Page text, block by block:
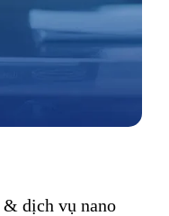
dịch vụ nano